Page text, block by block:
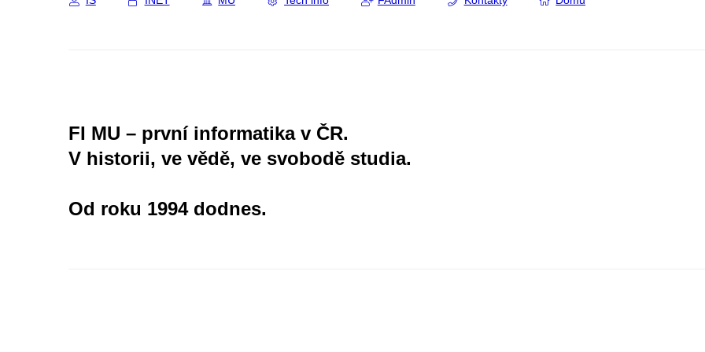
FI MU – první informatika v ČR.
V historii, ve vědě, ve svobodě studia.
Od roku 1994 dodnes.